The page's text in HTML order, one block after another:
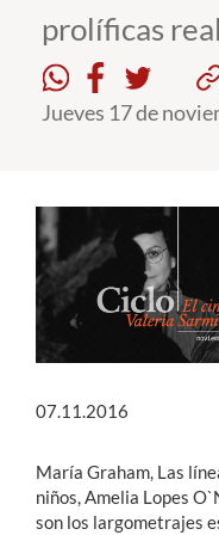
Estudiantes
Académicos
Alumni
English
prolíficas
Jueves 17 de
07.11.2016
María Graham, Las
niños, Amelia Lopes
son los largometrajes